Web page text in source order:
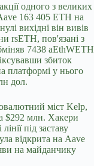
одного з великих
163 405 ETH на
вихідні він вивів
rsETH, пов'язані з
7438 aEthWETH
збиток
платформі у нього
дол.
міст Kelp,
$292 млн. Хакери
під заставу
відкрита на Aave
на майданчику